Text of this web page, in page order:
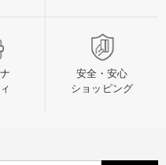
安全・安心
ショッピング